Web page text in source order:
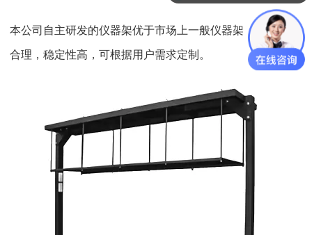
本公司自主研发的仪器架优于市场上一般仪器架，产品结构
合理，稳定性高，可根据用户需求定制。